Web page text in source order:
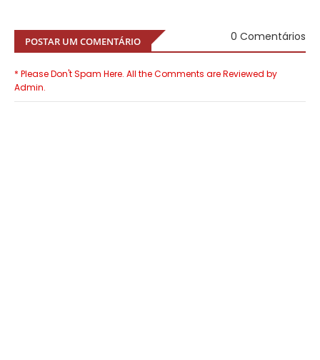
POSTAR UM COMENTÁRIO 0 Comentários
* Please Don't Spam Here. All the Comments are Reviewed by
Admin.